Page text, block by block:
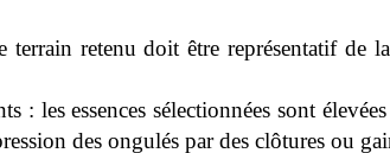
retenu doit être représentatif de
: les essences sélectionnées sont
des ongulés par des clôtures ou